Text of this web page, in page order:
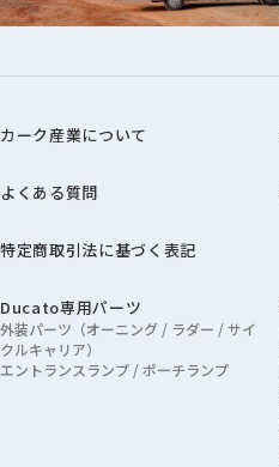
カーク産業について
よくある質問
特定商取引法に基づく表記
Ducato専用パーツ
外装パーツ（オーニング / ラダー / サイ
クルキャリア）
エントランスランプ / ポーチランプ